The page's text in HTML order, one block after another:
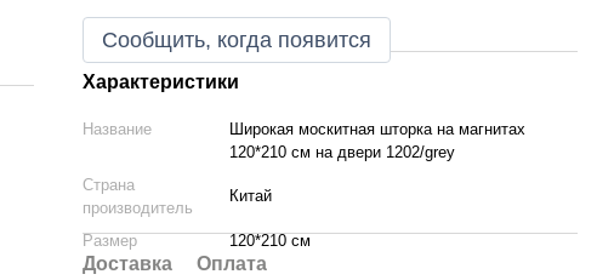
Сообщить, когда появится
Характеристики
Название
Широкая москитная шторка на магнитах
120*210 см на двери 1202/grey
Страна
производитель
Китай
Размер 120*210 см
Доставка Оплата